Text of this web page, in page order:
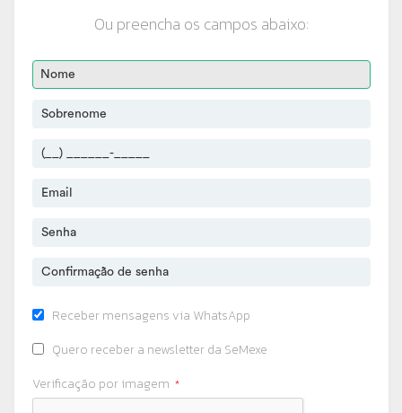
Ou preencha os campos abaixo:
Receber mensagens via WhatsApp
Quero receber a newsletter da SeMexe
Verificação por imagem